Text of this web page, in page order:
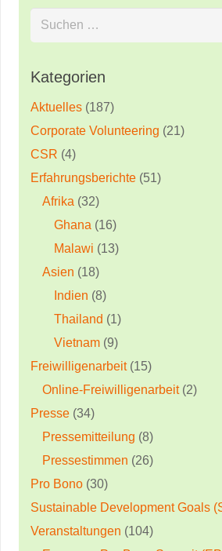
Suchen
nach:
Kategorien
Aktuelles (187)
Corporate Volunteering (21)
CSR (4)
Erfahrungsberichte (51)
Afrika (32)
Ghana (16)
Malawi (13)
Asien (18)
Indien (8)
Thailand (1)
Vietnam (9)
Freiwilligenarbeit(15)
Online-Freiwilligenarbeit(2)
Presse (34)
Pressemitteilung (8)
Pressestimmen (26)
Pro Bono (30)
Sustainable Development Goals
Veranstaltungen (104)